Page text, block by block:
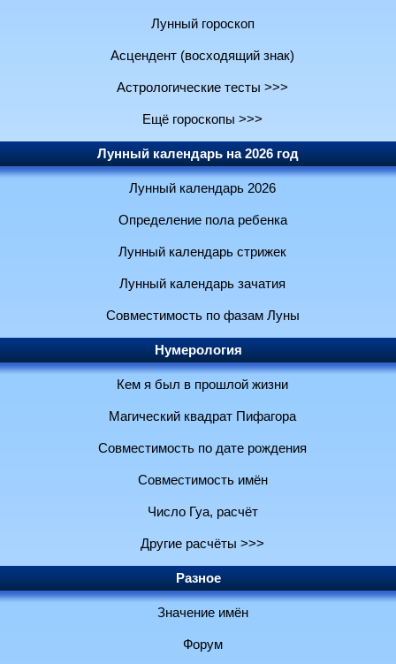
Лунный гороскоп
Асцендент (восходящий знак)
Астрологические тесты >>>
Ещё гороскопы >>>
Лунный календарь на 2026 год
Лунный календарь 2026
Определение пола ребенка
Лунный календарь стрижек
Лунный календарь зачатия
Совместимость по фазам Луны
Нумерология
Кем я был в прошлой жизни
Магический квадрат Пифагора
Совместимость по дате рождения
Совместимость имён
Число Гуа, расчёт
Другие расчёты >>>
Разное
Значение имён
Форум